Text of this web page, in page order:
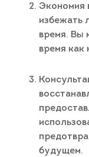
Экономия
избежать
время. Вы
время как
будущем.